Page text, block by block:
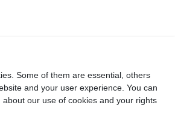
Some of them are essential, others
and your user experience. You can
our use of cookies and your rights